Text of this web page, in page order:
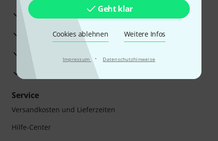
Geht klar
Cookies ablehnen Weitere Infos
Impressum · Datenschutzhinweise
Reparaturservice
Beratung durch Fachexperten
Zufriedenheitsgarantie
Europas größtes Versandlager
Service
Versandkosten und Lieferzeiten
Hilfe-Center